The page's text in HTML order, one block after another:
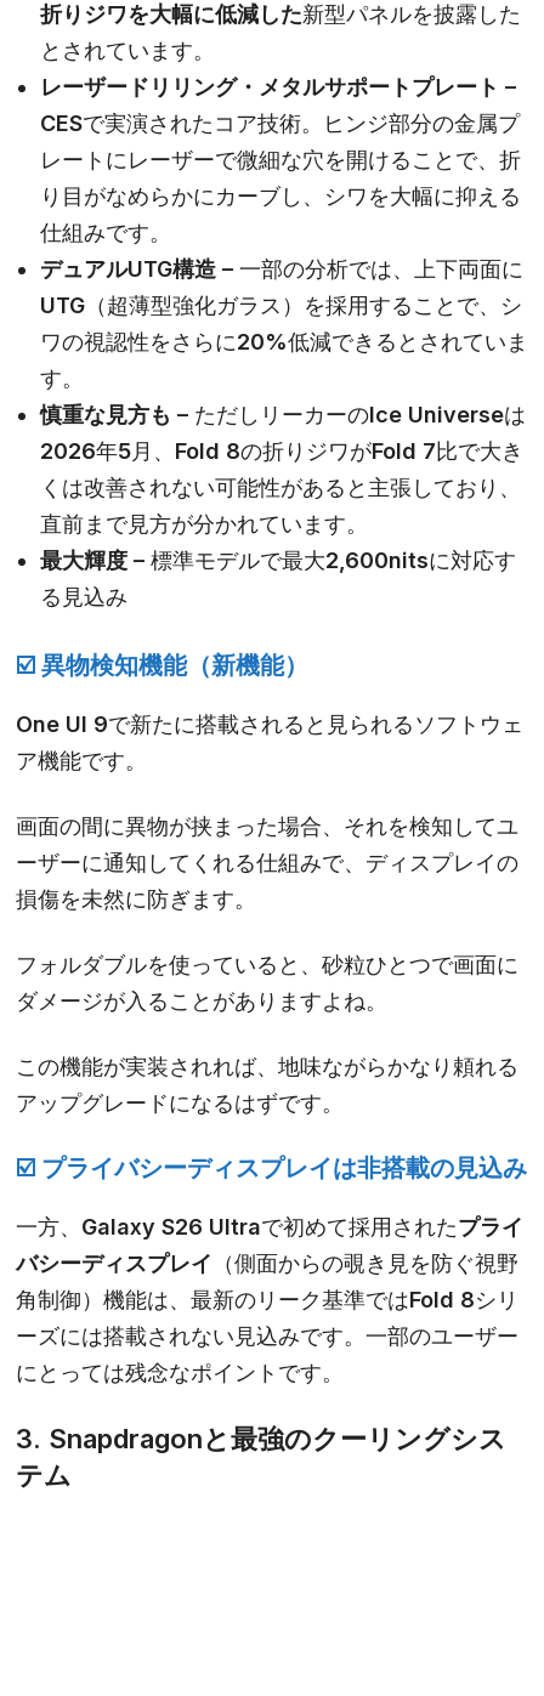
折りジワを大幅に低減した新型パネルを披露した
とされています。
レーザードリリング・メタルサポートプレート –
CESで実演されたコア技術。ヒンジ部分の金属プ
レートにレーザーで微細な穴を開けることで、折
り目がなめらかにカーブし、シワを大幅に抑える
仕組みです。
デュアルUTG構造 – 一部の分析では、上下両面に
UTG（超薄型強化ガラス）を採用することで、シ
ワの視認性をさらに20%低減できるとされていま
す。
慎重な見方も – ただしリーカーのIce Universeは
2026年5月、Fold 8の折りジワがFold 7比で大き
くは改善されない可能性があると主張しており、
直前まで見方が分かれています。
最大輝度 – 標準モデルで最大2,600nitsに対応す
る見込み
☑️ 異物検知機能（新機能）
One UI 9で新たに搭載されると見られるソフトウェ
ア機能です。
画面の間に異物が挟まった場合、それを検知してユ
ーザーに通知してくれる仕組みで、ディスプレイの
損傷を未然に防ぎます。
フォルダブルを使っていると、砂粒ひとつで画面に
ダメージが入ることがありますよね。
この機能が実装されれば、地味ながらかなり頼れる
アップグレードになるはずです。
☑️ プライバシーディスプレイは非搭載の見込み
一方、 Galaxy S26 Ultraで初めて採用されたプライ
バシーディスプレイ （側面からの覗き見を防ぐ視野
角制御）機能は、最新のリーク基準ではFold 8シリ
ーズには搭載されない見込みです。一部のユーザー
にとっては残念なポイントです。
3. Snapdragonと最強のクーリングシス
テム